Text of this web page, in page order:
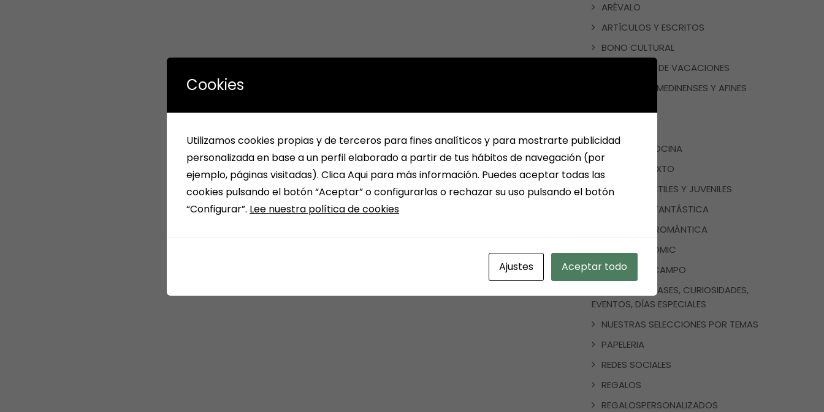
ARÉVALO
ARTÍCULOS Y ESCRITOS
BONO CULTURAL
CUADERNOS DE VACACIONES
ESCRITORES MEDINENSES Y AFINES
LIBROS DE COCINA
LIBROS DE TEXTO
LIBROS INFANTILES Y JUVENILES
LITERATURA FANTÁSTICA
LITERATURA ROMÁNTICA
MANGA Y COMIC
MEDINA DEL CAMPO
NOTICIAS, FRASES, CURIOSIDADES,
EVENTOS, DÍAS ESPECIALES
NUESTRAS SELECCIONES POR TEMAS
PAPELERIA
REDES SOCIALES
REGALOS
REGALOSPERSONALIZADOS
Cookies
Utilizamos cookies propias y de terceros para fines analíticos y para mostrarte publicidad
personalizada en base a un perfil elaborado a partir de tus hábitos de navegación (por
ejemplo, páginas visitadas). Clica Aqui para más información. Puedes aceptar todas las
cookies pulsando el botón “Aceptar” o configurarlas o rechazar su uso pulsando el botón
“Configurar”. Lee nuestra política de cookies
Ajustes Aceptar todo